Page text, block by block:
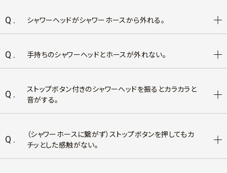
Q. シャワーヘッドがシャワーホースから外れる。
Q. 手持ちのシャワーヘッドとホースが外れない。
Q.
ストップボタン付きのシャワーヘッドを振るとカラカラと
音がする。
Q.
（シャワーホースに繋がず）ストップボタンを押してもカ
チッとした感触がない。